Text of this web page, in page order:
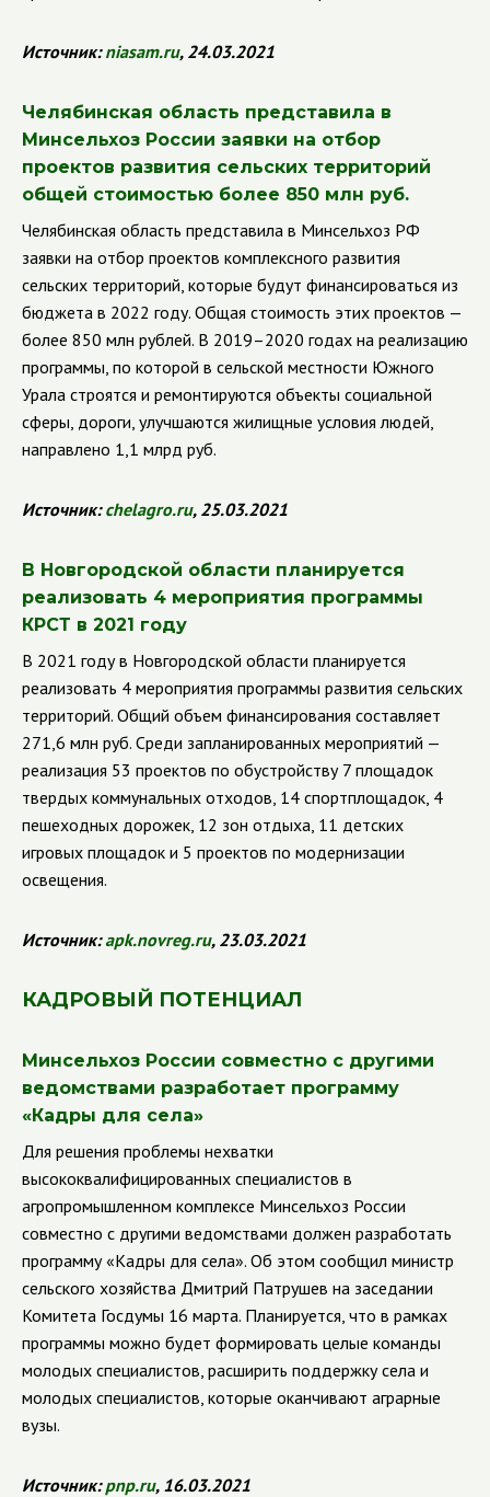
Источник:niasam.ru, 24.03.2021
Челябинская область представила в
Минсельхоз России заявки на отбор
проектов развития сельских территорий
общей стоимостью более 850 млн руб.
Челябинская область представила в Минсельхоз РФ
заявки на отбор проектов комплексного развития
сельских территорий, которые будут финансироваться из
бюджета в 2022 году. Общая стоимость этих проектов —
более 850 млн рублей. В 2019–2020 годах на реализацию
программы, по которой в сельской местности Южного
Урала строятся и ремонтируются объекты социальной
сферы, дороги, улучшаются жилищные условия людей,
направлено 1,1 млрд руб.
Источник:chelagro.ru, 25.03.2021
В Новгородской области планируется
реализовать 4 мероприятия программы
КРСТ в 2021 году
В 2021 году в Новгородской области планируется
реализовать 4 мероприятия программы развития сельских
территорий. Общий объем финансирования составляет
271,6 млн руб. Среди запланированных мероприятий —
реализация 53 проектов по обустройству 7 площадок
твердых коммунальных отходов, 14 спортплощадок, 4
пешеходных дорожек, 12 зон отдыха, 11 детских
игровых площадок и 5 проектов по модернизации
освещения.
Источник:apk.novreg.ru, 23.03.2021
КАДРОВЫЙ ПОТЕНЦИАЛ
Минсельхоз России совместно с другими
ведомствами разработает программу
«Кадры для села»
Для решения проблемы нехватки
высококвалифицированных специалистов в
агропромышленном комплексе Минсельхоз России
совместно с другими ведомствами должен разработать
программу «Кадры для села». Об этом сообщил министр
сельского хозяйства Дмитрий Патрушев на заседании
Комитета Госдумы 16 марта. Планируется, что в рамках
программы можно будет формировать целые команды
молодых специалистов, расширить поддержку села и
молодых специалистов, которые оканчивают аграрные
вузы.
Источник:pnp.ru, 16.03.2021